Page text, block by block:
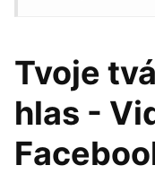
Tvoje
hlas -